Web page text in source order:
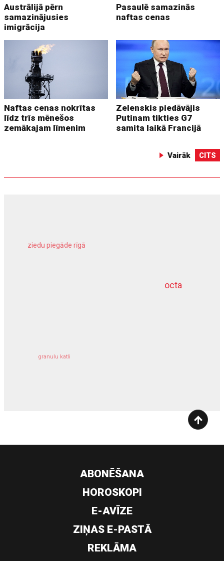
Austrālijā pērn
samazinājusies
imigrācija
Pasaulē samazinās
naftas cenas
Naftas cenas nokrītas
līdz trīs mēnešos
zemākajam līmenim
Zelenskis piedāvājis
Putinam tikties G7
samita laikā Francijā
Vairāk CITS
octa
ziedu piegāde rīgā
granulu katli
dziļurbums
ABONĒŠANA
HOROSKOPI
E-AVĪZE
ZIŅAS E-PASTĀ
REKLĀMA